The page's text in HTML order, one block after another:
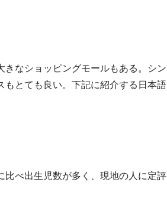
なショッピングモールもある。シン
もとても良い。下記に紹介する日本語
比べ出生児数が多く、現地の人に定評